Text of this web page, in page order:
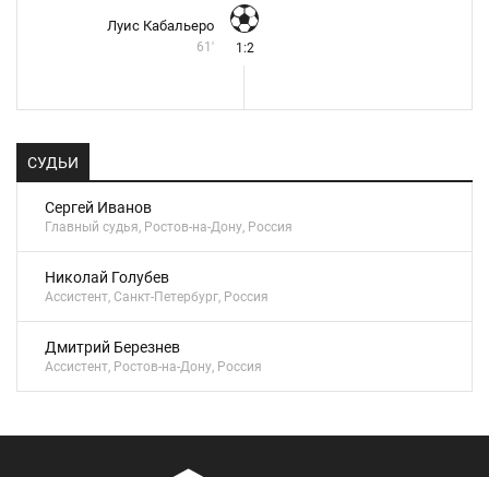
Луис Кабальеро
61' 1:2
СУДЬИ
Сергей Иванов
Главный судья, Ростов-на-Дону, Россия
Николай Голубев
Ассистент, Санкт-Петербург, Россия
Дмитрий Березнев
Ассистент, Ростов-на-Дону, Россия